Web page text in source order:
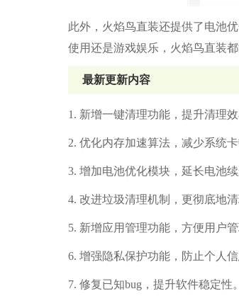
此外，火焰鸟直装还提供了电池
使用还是游戏娱乐，火焰鸟直装
最新更新内容
1. 新增一键清理功能，提升清理效
2. 优化内存加速算法，减少系统卡
3. 增加电池优化模块，延长电池续
4. 改进垃圾清理机制，更彻底地清
5. 新增应用管理功能，方便用户管
6. 增强隐私保护功能，防止个人信
7. 修复已知bug，提升软件稳定性。